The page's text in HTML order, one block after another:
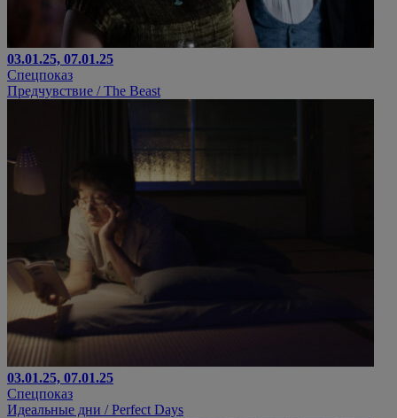
03.01.25, 07.01.25
Спецпоказ
Предчувствие / The Beast
03.01.25, 07.01.25
Спецпоказ
Идеальные дни / ​​Perfect Days